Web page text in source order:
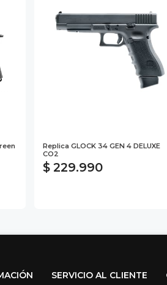
Replica GLOCK 34 GEN 4 DELUXE
CO2
$ 229.990
SERVICIO AL CLIENTE